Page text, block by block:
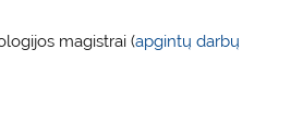
magistrai (apgintų darbų